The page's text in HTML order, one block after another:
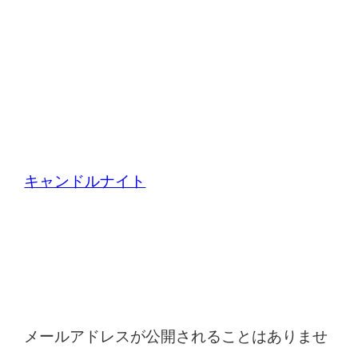
キャンドルナイト
メールアドレスが公開されることはありませ